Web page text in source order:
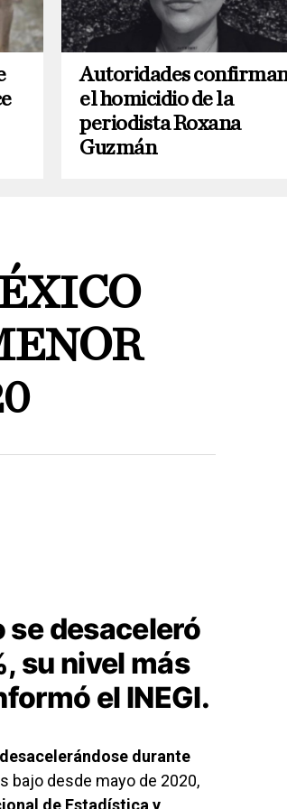
Autoridades
el homicidio de la
periodista Roxana
Guzmán
se desaceleró
, su nivel más
el INEGI.
durante
bajo desde mayo de 2020,
de Estadística y